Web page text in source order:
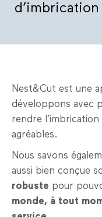
Nest&Cut est une
développons avec
rendre
agréables.
Nous savons
aussi bien conçue
robuste pour
monde, à tout